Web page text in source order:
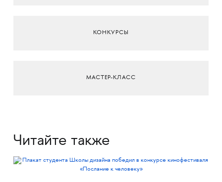
КОНКУРСЫ
МАСТЕР-КЛАСС
Читайте также